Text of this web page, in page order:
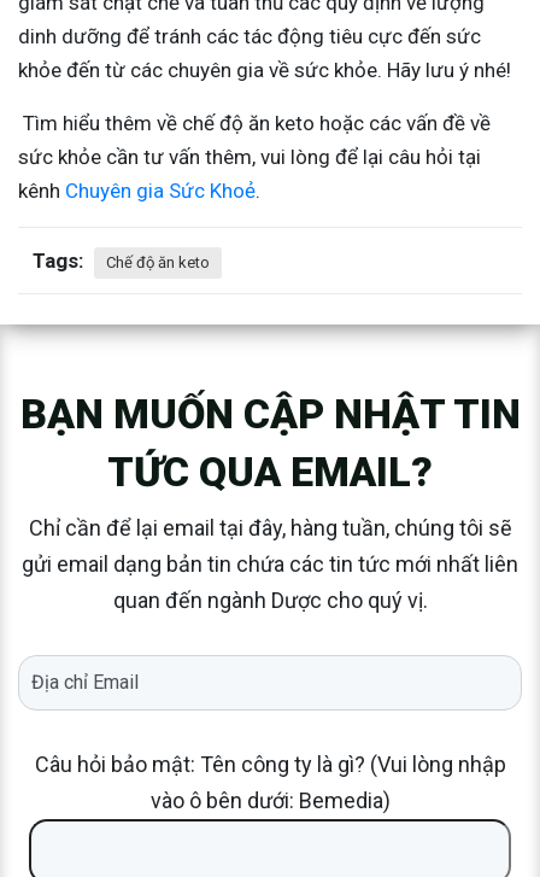
dinh dưỡng để tránh các tác động tiêu cực đến sức
khỏe đến từ các chuyên gia về sức khỏe. Hãy lưu ý nhé!
Tìm hiểu thêm về chế độ ăn keto hoặc các vấn đề về
sức khỏe cần tư vấn thêm, vui lòng để lại câu hỏi tại
kênh Chuyên gia Sức Khoẻ.
Tags: Chế độ ăn keto
BẠN MUỐN CẬP NHẬT TIN
TỨC QUA EMAIL?
Chỉ cần để lại email tại đây, hàng tuần, chúng tôi sẽ
gửi email dạng bản tin chứa các tin tức mới nhất liên
quan đến ngành Dược cho quý vị.
Câu hỏi bảo mật: Tên công ty là gì? (Vui lòng nhập
vào ô bên dưới: Bemedia)